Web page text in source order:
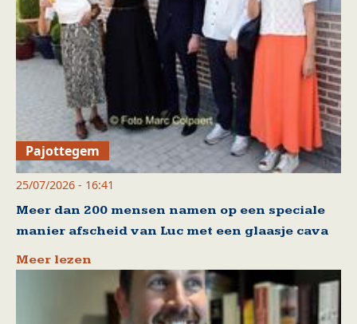
Pajottegem
25/07/2026 - 16:41
Meer dan 200 mensen namen op een speciale
manier afscheid van Luc met een glaasje cava
Meer lezen